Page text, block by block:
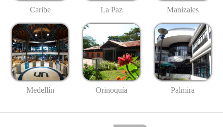
Caribe La Paz Manizales
Medellín Orinoquía Palmira